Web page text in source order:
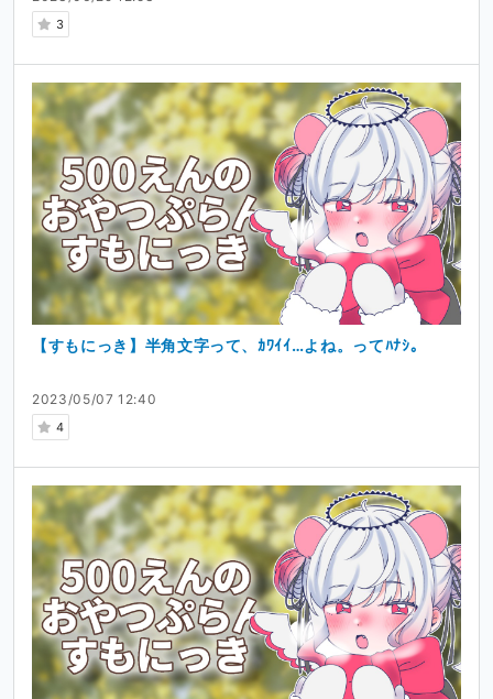
3
2023/05/07 12:40
4
【すもにっき】半角文字って、ｶﾜｲｲ…よね。ってﾊﾅｼ。